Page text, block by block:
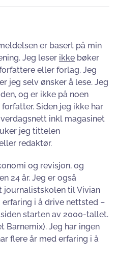
er basert på min
Jeg leser ikke bøker
eller forlag. Jeg
jeg selv ønsker å lese. Jeg
og er ikke på noen
Siden jeg ikke har
inkl magasinet
jeg tittelen
redaktør.
og revisjon, og
24 år. Jeg er også
journalistskolen til Vivian
i å drive nettsted –
starten av 2000-tallet.
Barnemix). Jeg har ingen
flere år med erfaring i å